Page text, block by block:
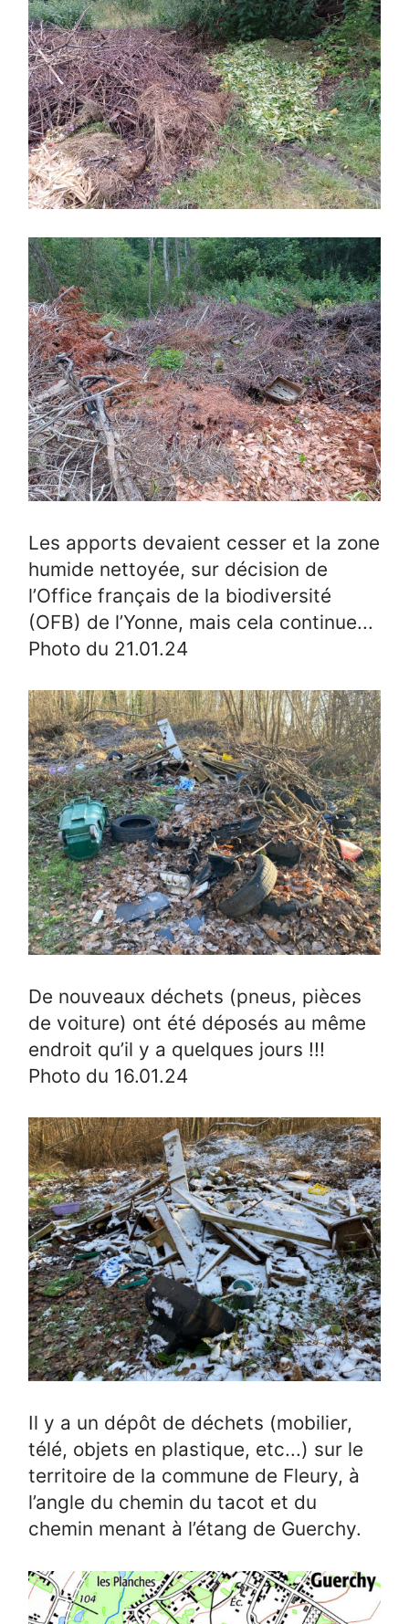
Les apports devaient cesser et la zone
humide nettoyée, sur décision de
l’Office français de la biodiversité
(OFB) de l’Yonne, mais cela continue...
Photo du 21.01.24
De nouveaux déchets (pneus, pièces
de voiture) ont été déposés au même
endroit qu’il y a quelques jours !!!
Photo du 16.01.24
Il y a un dépôt de déchets (mobilier,
télé, objets en plastique, etc...) sur le
territoire de la commune de Fleury, à
l’angle du chemin du tacot et du
chemin menant à l’étang de Guerchy.